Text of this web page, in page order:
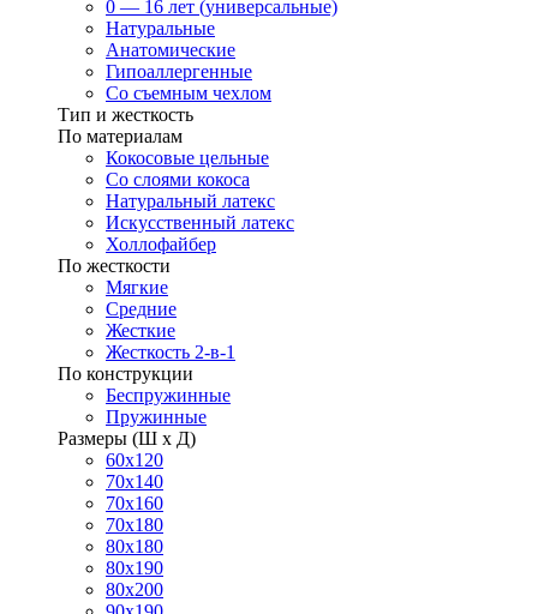
0 — 16 лет (универсальные)
Натуральные
Анатомические
Гипоаллергенные
Со съемным чехлом
Тип и жесткость
По материалам
Кокосовые цельные
Со слоями кокоса
Натуральный латекс
Искусственный латекс
Холлофайбер
По жесткости
Мягкие
Средние
Жесткие
Жесткость 2-в-1
По конструкции
Беспружинные
Пружинные
Размеры (Ш х Д)
60х120
70х140
70х160
70х180
80х180
80х190
80х200